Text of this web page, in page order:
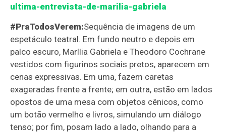
ultima-entrevista-de-marilia-gabriela
#PraTodosVerem:Sequência de imagens de um
espetáculo teatral. Em fundo neutro e depois em
palco escuro, Marília Gabriela e Theodoro Cochrane
vestidos com figurinos sociais pretos, aparecem em
cenas expressivas. Em uma, fazem caretas
exageradas frente a frente; em outra, estão em lados
opostos de uma mesa com objetos cênicos, como
um botão vermelho e livros, simulando um diálogo
tenso; por fim, posam lado a lado, olhando para a